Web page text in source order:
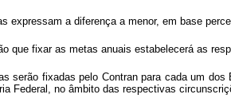
expressam a diferença a menor, em base
que fixar as metas anuais estabelecerá as
serão fixadas pelo Contran para cada um
Federal, no âmbito das respectivas